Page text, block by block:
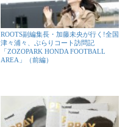
ROOTS副編集長・加藤未央が行く!全国
津々浦々、ぶらりコート訪問記
「ZOZOPARK HONDA FOOTBALL
AREA」（前編）